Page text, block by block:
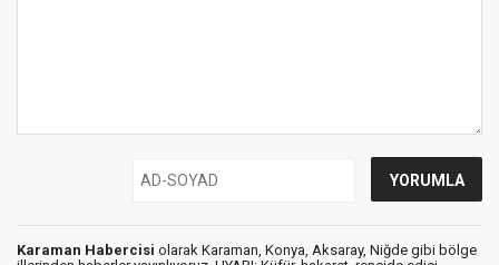
Karaman Habercisi olarak Karaman, Konya, Aksaray, Niğde gibi bölge